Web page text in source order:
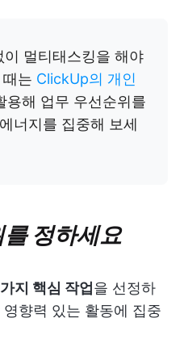
이 멀티태스킹을 해야
는 ClickUp의 개인
용해 업무 우선순위를
너지를 집중해 보세
정하세요
지 핵심 작업 을 선정하
향력 있는 활동에 집중